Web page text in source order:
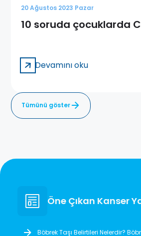
20 Ağustos 2023 Pazar
10 soruda çocuklarda
Devamını oku
Tümünü göster
Öne Çıkan Kanser
Böbrek Taşı Belirtileri Nelerdir?